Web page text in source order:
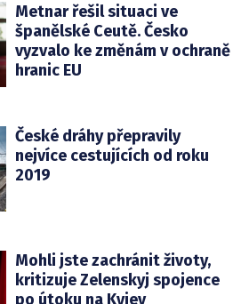
Metnar řešil situaci ve
španělské Ceutě. Česko
vyzvalo ke změnám v ochraně
hranic EU
České dráhy přepravily
nejvíce cestujících od roku
2019
Mohli jste zachránit životy,
kritizuje Zelenskyj spojence
po útoku na Kyjev